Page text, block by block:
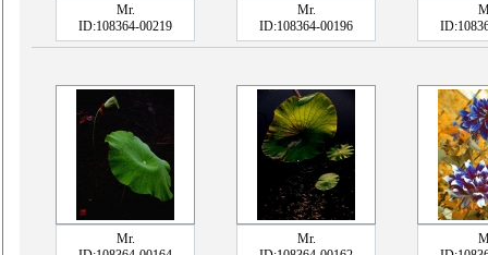
Mr.
ID:108364-00219
Mr.
ID:108364-00196
Mr.
Mr.